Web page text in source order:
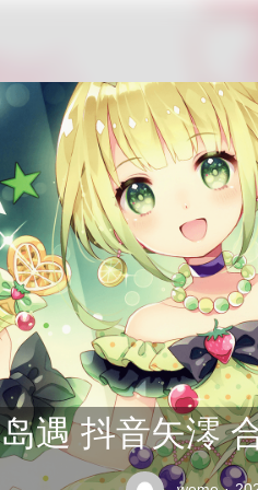
公交车司机终于在众人
岛遇 抖音矢澪